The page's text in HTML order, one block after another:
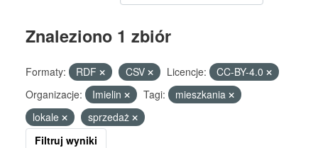
Znaleziono 1 zbiór
Formaty: RDF CSV Licencje:
CC-BY-4.0
Organizacje:
Imielin Tagi:
mieszkania
lokale
sprzedaż
Filtruj wyniki